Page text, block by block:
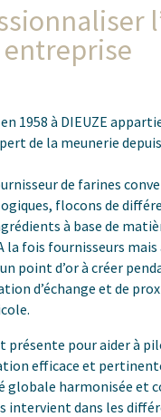
entreprise
en 1958 à DIEUZE
de la meunerie
de farines
flocons de
à base de
la fois fournisseurs
point d’or à créer
d’échange et de
présente pour aider à
efficace et
globale harmonisée et
intervient dans les